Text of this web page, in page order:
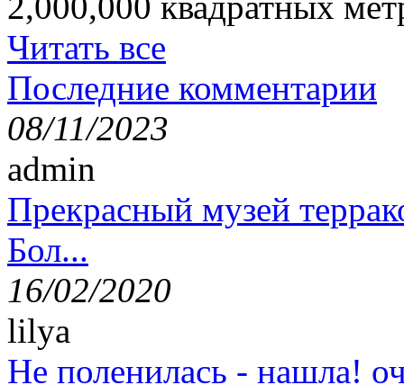
Читать все
Последние комментарии
08/11/2023
admin
Прекрасный музей
Бол...
16/02/2020
lilya
Не поленилась - нашла!